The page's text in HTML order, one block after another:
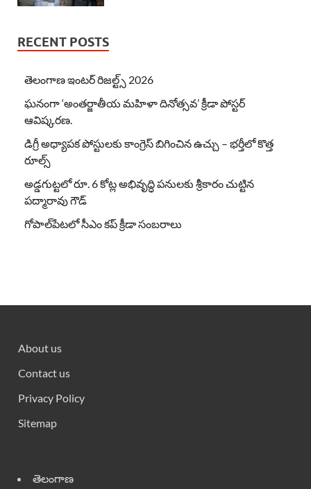
RECENT POSTS
తెలంగాణ ఇంటర్ రిజల్ట్స్ 2026
ఘనంగా ‘అంతర్జాతీయ మహిళా దినోత్సవ’ క్రీడా పోస్టర్
ఆవిష్కరణ.
డిగ్రీ అధ్యాపక పోస్టులకు కాంగ్రెస్ బిగించిన ఉచ్చు – భర్తీలో కొత్త
రూల్స్
అడ్డగుట్టలో రూ. 6 కోట్ల అభివృద్ధి పనులకు శ్రీకారం చుట్టిన
పద్మారావు గౌడ్
గోపాల్‌పేటలో సీఎం కప్ క్రీడా సంబరాలు
About us
Contact us
Privacy Policy
Sitemap
తెలంగాణ